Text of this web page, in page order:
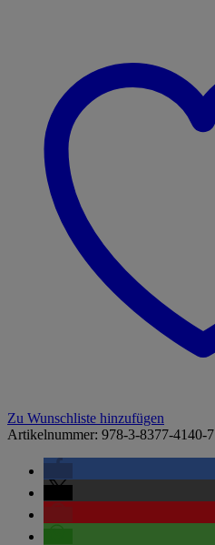
Zu Wunschliste hinzufügen
Artikelnummer: 978-3-8377-4140-7